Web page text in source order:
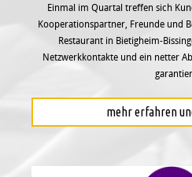
Einmal im Quartal treffen sich
Kooperationspartner, Freunde und
Restaurant in Bietigheim-
Netzwerkkontakte und ein netter
mehr erfahren